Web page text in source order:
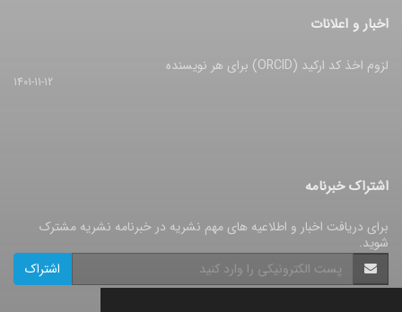
اخبار و اعلانات
لزوم اخذ کد ارکید (ORCID) برای هر نویسنده
1401-11-12
اشتراک خبرنامه
برای دریافت اخبار و اطلاعیه های مهم نشریه در خبرنامه نشریه مشترک
شوید.
اشتراک